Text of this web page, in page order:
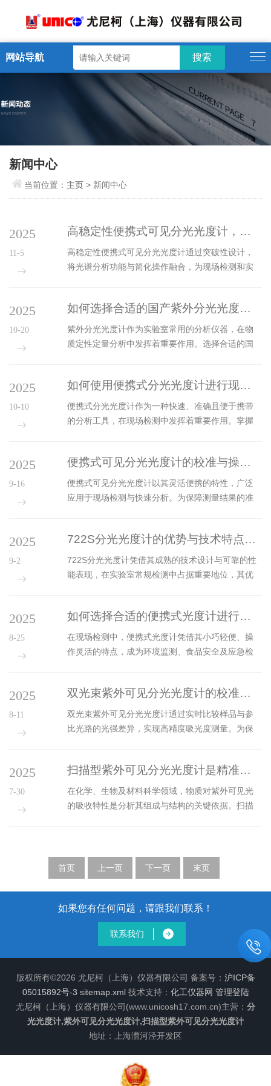
网站导航
新闻中心
当前位置： 主页 > 新闻中心
高稳定性便携式可见分光光度计，简化操作流程
高稳定性便携式可见分光光度计通过突破性设计，
将光谱分析功能与简化操作融合，为现场检测和实
分析技术得以更广泛应用。一、直观化操作界面设
计仪器采用极简主义操作理念，通过人性化界面设
计实现"即开即用"的便捷体验。大尺寸彩色触摸屏以
需求，通过分步提示引导用户完成整个测量过程。
2025
11-5
如何选择合适的国产紫外分光光度计进行测试？
紫外分光光度计作为实验室常用的分析仪器，在物
质定性定量分析中发挥着重要作用。选择合适的国
国产紫外分光光度计的重要步骤是明确具体的测试
需求。需要确定待测样品的类型，包括液体、固体
或气体，以及样品的光学特性。分析目的决定了仪
重要影响。不同领域对光度计的性能要求存在差
2025
10-20
如何使用便携式分光光度计进行现场分析？
便携式分光光度计作为一种快速、准确且便于携带
的分析工具，在现场检测中发挥着重要作用。掌握
现场分析前，需要做好充分的准备工作。首先应当
检查仪器的完整性和功能状态，确保光源、检测器
和显示屏等关键部件工作正常。仪器的电池电量或
析结果。应当根据待测样品的性质选择合适的比色
2025
10-10
便携式可见分光光度计的校准与操作指南说明
便携式可见分光光度计以其灵活便携的特性，广泛
应用于现场检测与快速分析。为保障测量结果的准
机预热是校准前的必要环节，通过一定时间的稳定
运行，使光源与检测系统达到工作状态，减少因温
度波动导致的初始误差。零点校准需使用空白溶剂
测需求，选用已知浓度的标准溶液，通过仪器测定
2025
9-16
722S分光光度计的优势与技术特点解析
722S分光光度计凭借其成熟的技术设计与可靠的性
能表现，在实验室常规检测中占据重要地位，其优
界面与简化的操作流程，无需复杂的专业培训即可
快速上手，研究人员通过旋钮或按键即可完成波长
选择、模式切换及数据读取，提升日常检测效率。
提供可信的定量与定性分析支持，尤其适用于对操
2025
9-2
如何选择合适的便携式光度计进行现场检测？
在现场检测中，便携式光度计凭借其小巧轻便、操
作灵活的特点，成为环境监测、食品安全及应急检
务。一、明确检测需求是核心先要确定检测对象与
目标物质。若用于水质检测，需选择对紫外-可见光
区吸收敏感的便携式光度计；针对食品中营养成分
标检测可选择功能相对简单的机型；若需同时检测
2025
8-25
双光束紫外可见分光光度计的校准与性能优化介绍
双光束紫外可见分光光度计通过实时比较样品与参
比光路的光强差异，实现高精度吸光度测量。为保
器精准运行的基础，主要包括波长校准、光度校准
和基线校准。波长校准通过特定吸收峰的标准物
质，验证并调整仪器显示波长与实际出射波长的匹
基线校准是在无样品状态下，通过调整参比光路...
2025
8-11
扫描型紫外可见分光光度计是精准测量光谱的核心工具
在化学、生物及材料科学领域，物质对紫外可见光
的吸收特性是分析其组成与结构的关键依据。扫描
光的吸收规律——当复合光穿过样品时，不同波长
的光因被选择性吸收而强度衰减。仪器通过单色器
将光源发出的复合光分解为连续的单色光，逐一波
长照射样品并检测透射光强度，将吸光度与波长对
应绘制成光谱图。这一过程实现了对物质吸收峰位
置、强度及宽度的精准捕捉，直接...
2025
7-30
首页 上一页 下一页 末页
如果您有任何问题，请跟我们联系！
联系我们
版权所有©2026 尤尼柯（上海）仪器有限公司 备案号： 沪ICP备
05015892号-3 sitemap.xml技术支持： 化工仪器网 管理登陆
尤尼柯（上海）仪器有限公司(www.unicosh17.com.cn)主营： 分
光光度计,紫外可见分光光度计,扫描型紫外可见分光光度计
地址：上海漕河泾开发区